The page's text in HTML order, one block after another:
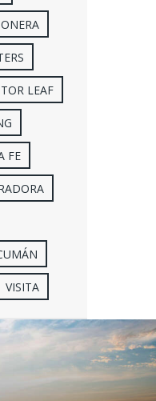
LEAF
FE
VISITA